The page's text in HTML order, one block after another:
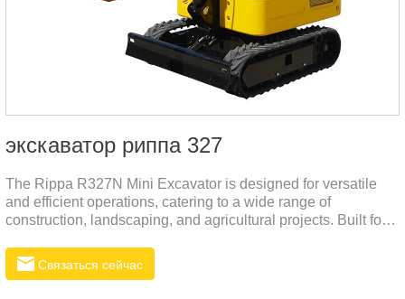
экскаватор риппа 327
The Rippa R327N Mini Excavator is designed for versatile
and efficient operations, catering to a wide range of
construction, landscaping, and agricultural projects. Built for
powerful performance with ease of operation, making it ideal
for navigating tight spaces and tackling complex tasks.
Связаться сейчас